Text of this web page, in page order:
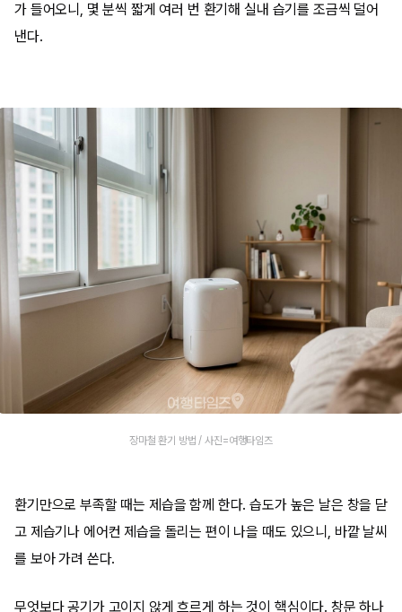
가 들어오니, 몇 분씩 짧게 여러 번 환기해 실내 습기를 조금씩 덜어
낸다.
장마철 환기 방법 / 사진=여행타임즈
환기만으로 부족할 때는 제습을 함께 한다. 습도가 높은 날은 창을 닫
고 제습기나 에어컨 제습을 돌리는 편이 나을 때도 있으니, 바깥 날씨
를 보아 가려 쓴다.
무엇보다 공기가 고이지 않게 흐르게 하는 것이 핵심이다. 창문 하나